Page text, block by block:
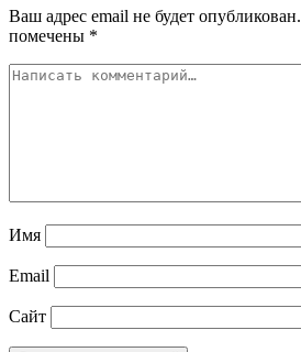
Ваш адрес email не будет опубликован.
помечены *
Имя
Email
Сайт